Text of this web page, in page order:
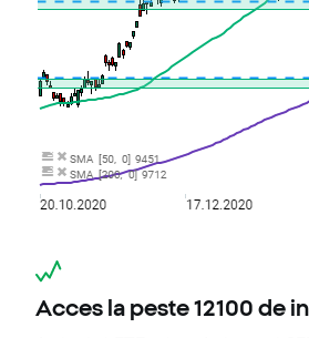
Acces la peste 12100 de